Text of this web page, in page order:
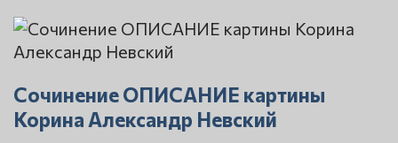
Сочинение ОПИСАНИЕ картины
Корина Александр Невский